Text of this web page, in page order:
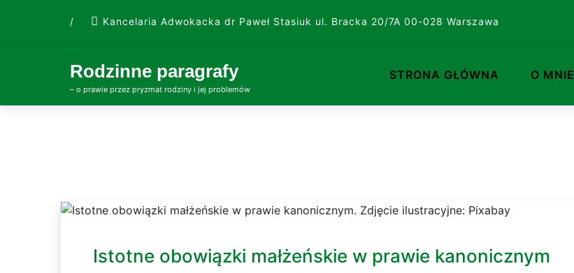
/ Kancelaria Adwokacka dr Paweł Stasiuk ul. Bracka 20/7A 00-028 Warszawa
Rodzinne paragrafy
– o prawie przez pryzmat rodziny i jej problemów
STRONA GŁÓWNA O MNIE
Istotne obowiązki małżeńskie w prawie kanonicznym